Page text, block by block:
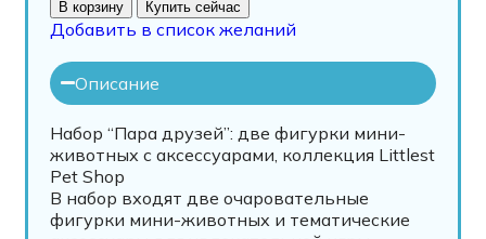
В корзину Купить сейчас
Добавить в список желаний
Описание
Набор “Пара друзей”: две фигурки мини-
животных с аксессуарами, коллекция Littlest
Pet Shop
В набор входят две очаровательные
фигурки мини-животных и тематические